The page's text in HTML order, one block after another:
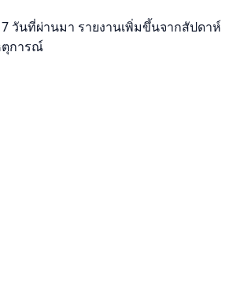
วันที่ผ่านมา รายงานเพิ่มขึ้นจากสัปดาห์
ตุการณ์